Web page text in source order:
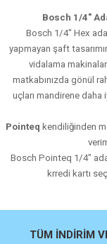
Bosch 1/4"
Bosch 1/4" Hex
yapmayan şaft
vidalama
matkabınızda gönül
uçları mandirene
Pointeq kendiliğinden
Bosch Pointeq 1/4"
krredi kartı
TÜM İNDİRİM